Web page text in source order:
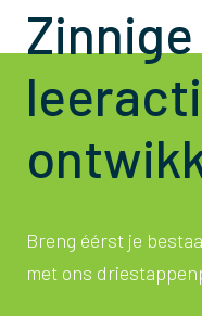
Zinnige
Breng éérst je
met ons